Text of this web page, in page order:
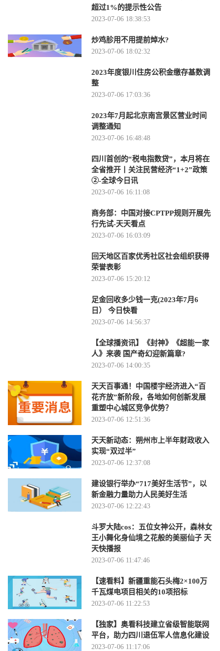
超过1%的提示性公告
2023-07-06 18:38:53
炒鸡胗用不用提前焯水?
2023-07-06 18:02:32
2023年度银川住房公积金缴存基数调
整
2023-07-06 17:03:36
2023年7月起北京南宫景区营业时间
调整通知
2023-07-06 16:48:48
四川首创的“税电指数贷”，本月将在
全省推开丨关注民营经济“1+2”政策
②-全球今日讯
2023-07-06 16:11:08
商务部：中国对接CPTPP规则开展先
行先试-天天看点
2023-07-06 16:03:09
回天地区百家优秀社区社会组织获得
荣誉表彰
2023-07-06 15:20:12
足金回收多少钱一克(2023年7月6
日） 今日快看
2023-07-06 14:56:37
【全球播资讯】《封神》《超能一家
人》来袭 国产奇幻迎新篇章?
2023-07-06 14:00:35
天天百事通！中国楼宇经济进入“百
花齐放”新阶段，各地如何创新发展
重塑中心城区竞争优势？
2023-07-06 12:51:36
天天新动态：朔州市上半年财政收入
实现“双过半”
2023-07-06 12:37:08
建设银行举办“717美好生活节”，以
新金融力量助力人民美好生活
2023-07-06 12:22:43
斗罗大陆cos：五位女神公开，森林女
王小舞化身仙境之花般的美丽仙子 天
天快播报
2023-07-06 11:47:46
【速看料】新疆重能石头梅2×100万
千瓦煤电项目相关的10项招标
2023-07-06 11:22:53
【独家】奥看科技建立省级智能联网
平台，助力四川退伍军人信息化建设
2023-07-06 11:17:06